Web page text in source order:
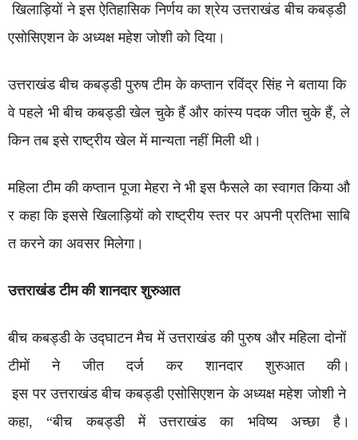
खिलाड़ियों ने इस ऐतिहासिक निर्णय का श्रेय उत्तराखंड बीच कबड्डी
एसोसिएशन के अध्यक्ष महेश जोशी को दिया।
उत्तराखंड बीच कबड्डी पुरुष टीम के कप्तान रविंद्र सिंह ने बताया कि
वे पहले भी बीच कबड्डी खेल चुके हैं और कांस्य पदक जीत चुके हैं, ले
किन तब इसे राष्ट्रीय खेल में मान्यता नहीं मिली थी।
महिला टीम की कप्तान पूजा मेहरा ने भी इस फैसले का स्वागत किया औ
र कहा कि इससे खिलाड़ियों को राष्ट्रीय स्तर पर अपनी प्रतिभा साबि
त करने का अवसर मिलेगा।
उत्तराखंडटीमकीशानदारशुरुआत
बीच कबड्डी के उद्घाटन मैच में उत्तराखंड की पुरुष और महिला दोनों
टीमों ने जीत दर्ज कर शानदार शुरुआत की।
इस पर उत्तराखंड बीच कबड्डी एसोसिएशन के अध्यक्ष महेश जोशी ने
कहा, “बीच कबड्डी में उत्तराखंड का भविष्य अच्छा है।